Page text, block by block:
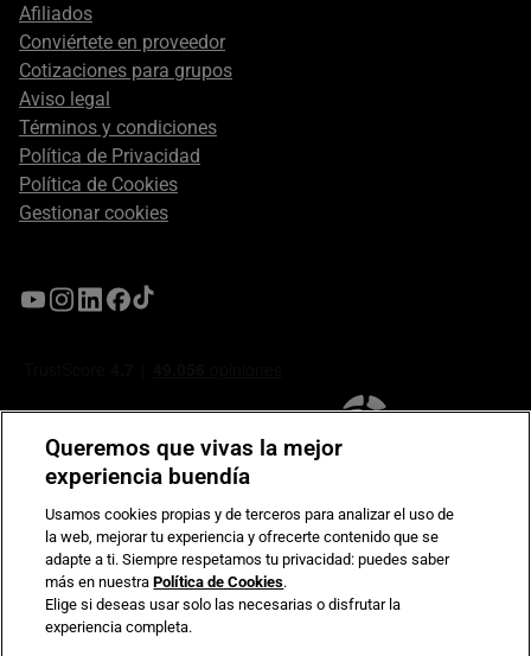
Afiliados
Conviértete en proveedor
Cotizaciones para grupos
Aviso legal
Términos y condiciones
Política de Privacidad
Política de Cookies
Gestionar cookies
Compromiso de seguridad en pagos electrónicos
Queremos que vivas la mejor
experiencia buendía
Usamos cookies propias y de terceros para analizar el uso de
la web, mejorar tu experiencia y ofrecerte contenido que se
adapte a ti. Siempre respetamos tu privacidad: puedes saber
más en nuestraPolítica de Cookies.
Elige si deseas usar solo las necesarias o disfrutar la
experiencia completa.